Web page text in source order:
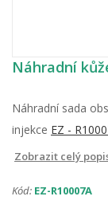
Náhradní
Náhradní sada
injekce EZ -
Zobrazit celý
Kód: EZ-R10007A